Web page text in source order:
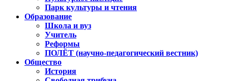
Парк культуры и чтения
Образование
Школа и вуз
Учитель
Реформы
ПОЛЁТ (научно-педагогический вестник)
Общество
История